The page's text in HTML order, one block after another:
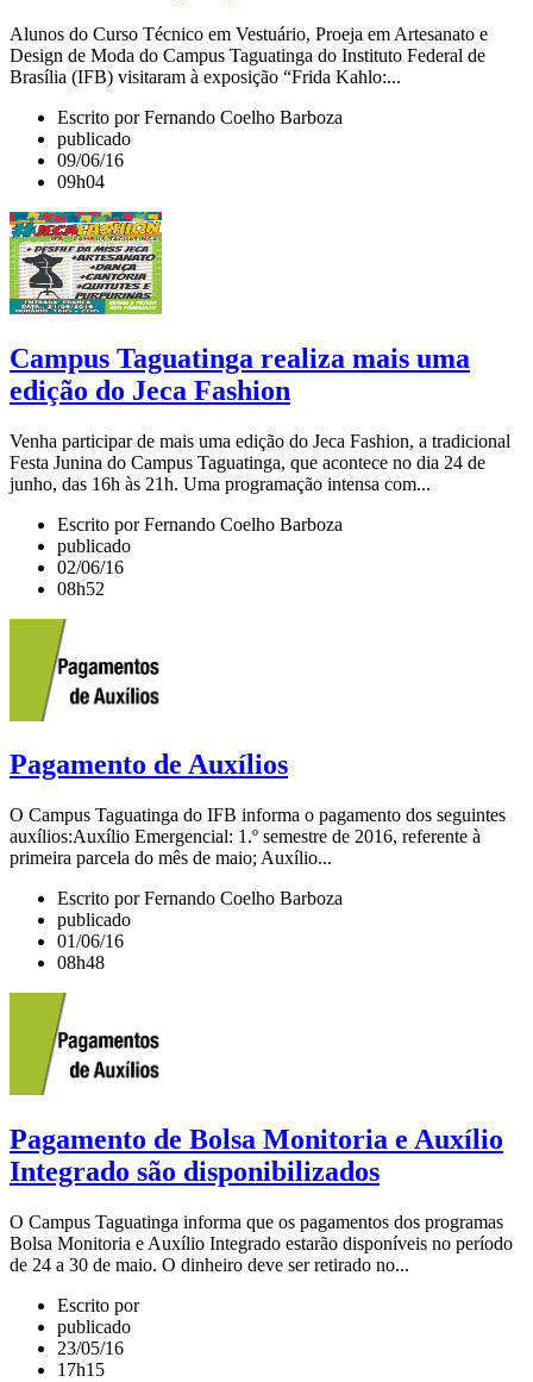
Alunos do Curso Técnico em Vestuário, Proeja em Artesanato e
Design de Moda do Campus Taguatinga do Instituto Federal de
Brasília (IFB) visitaram à exposição “Frida Kahlo:...
Escrito por Fernando Coelho Barboza
publicado
09/06/16
09h04
Campus Taguatinga realiza mais uma
edição do Jeca Fashion
Venha participar de mais uma edição do Jeca Fashion, a tradicional
Festa Junina do Campus Taguatinga, que acontece no dia 24 de
junho, das 16h às 21h. Uma programação intensa com...
Escrito por Fernando Coelho Barboza
publicado
02/06/16
08h52
Pagamento de Auxílios
O Campus Taguatinga do IFB informa o pagamento dos seguintes
auxílios: ​​Auxílio Emergencial: 1.º semestre de 2016, referente à
primeira parcela do mês de maio; Auxílio...
Escrito por Fernando Coelho Barboza
publicado
01/06/16
08h48
Pagamento de Bolsa Monitoria e Auxílio
Integrado são disponibilizados
O Campus Taguatinga informa que os pagamentos dos programas
Bolsa Monitoria e Auxílio Integrado estarão disponíveis no período
de 24 a 30 de maio. O dinheiro deve ser retirado no...
Escrito por
publicado
23/05/16
17h15